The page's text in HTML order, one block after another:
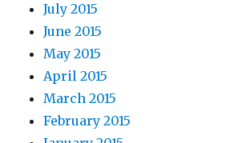
July 2015
June 2015
May 2015
April 2015
March 2015
February 2015